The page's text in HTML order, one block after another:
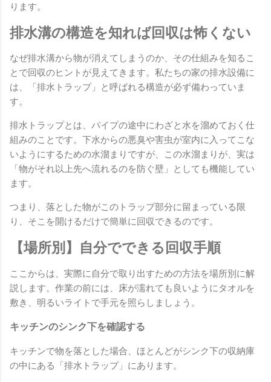
ります。
排水溝の構造を知れば回収は怖くない
なぜ排水溝から物が消えてしまうのか、その仕組みを知るこ
とで回収のヒントが見えてきます。私たちの家の排水設備に
は、「排水トラップ」と呼ばれる構造が必ず備わっていま
す。
排水トラップとは、パイプの途中にわざと水を溜めておく仕
組みのことです。下水からの悪臭や害虫が室内に入ってこな
いようにするための水溜まりですが、この水溜まりが、実は
「物がそれ以上先へ流れるのを防ぐ壁」としても機能してい
ます。
つまり、落とした物がこのトラップ部分に留まっている限
り、そこを開けるだけで簡単に回収できるのです。
【場所別】自分でできる回収手順
ここからは、実際に自分で取り出すための方法を場所別に解
説します。作業の前には、床が濡れても良いようにタオルを
敷き、明るいライトで手元を照らしましょう。
キッチンのシンク下を確認する
キッチンで物を落とした場合、ほとんどがシンク下の収納庫
の中にある「排水トラップ」にあります。